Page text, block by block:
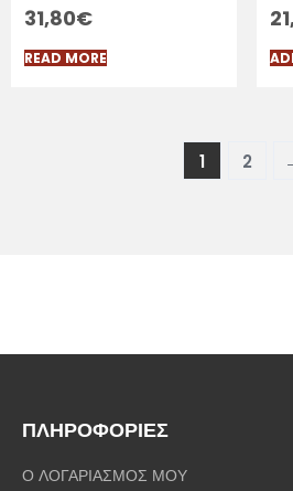
31,80€
READ MORE
1 2
ΠΛΗΡΟΦΟΡΙΕΣ
Ο ΛΟΓΑΡΙΑΣΜΟΣ ΜΟΥ